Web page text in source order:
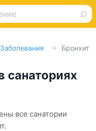
Заболевания Бронхит
санаториях
все санатории